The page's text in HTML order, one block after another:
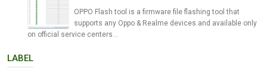
OPPO Flash tool is a firmware file flashing tool that
supports any Oppo & Realme devices and available only
on official service centers...
LABEL